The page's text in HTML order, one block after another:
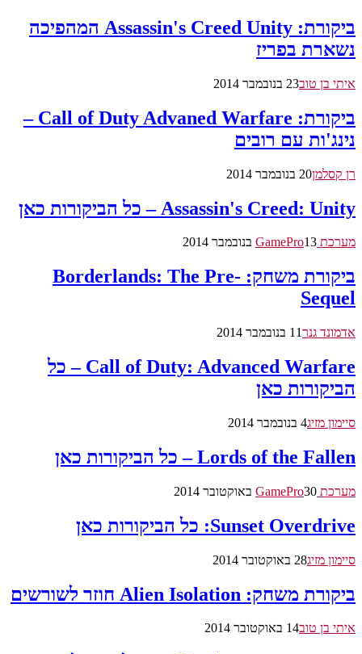
ביקורת: Assassin's Creed Unity המהפיכה
נשארת בפריז
איתי בן טוב23 בנובמבר 2014
ביקורת: Call of Duty Advaned Warfare –
נינג'ות עם רובים
רן קסלמן20 בנובמבר 2014
Assassin's Creed: Unity – כל הביקורות כאן
מערכת GamePro 13 בנובמבר 2014
ביקורת משחק: Borderlands: The Pre-
Sequel
אדמונד גנר11 בנובמבר 2014
Call of Duty: Advanced Warfare – כל
הביקורות כאן
סיימון מזיג4 בנובמבר 2014
Lords of the Fallen – כל הביקורות כאן
מערכת GamePro 30 באוקטובר 2014
Sunset Overdrive: כל הביקורות כאן
סיימון מזיג28 באוקטובר 2014
ביקורת משחק: Alien Isolation חוזר לשורשים
איתי בן טוב14 באוקטובר 2014